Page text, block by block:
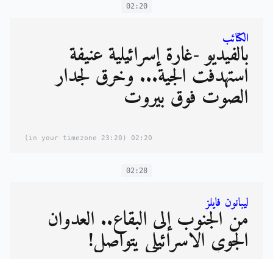
02:20
الكتائب
بالفيديو -غارة إسرائيلية عنيفة
استهدفت الجية... وخرق لجدار
الصوت فوق بيروت
02:20
(23:20 in your timezone)
02:28
ليبانون فايلز
من الجنوب إلى البقاع.. العدوان
الجوي الاسرائيلي يتواصل!